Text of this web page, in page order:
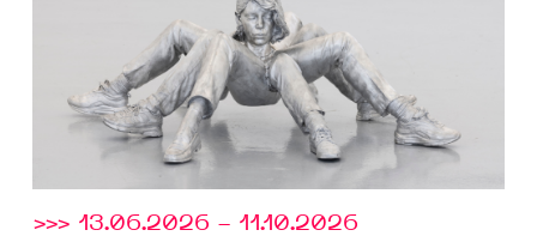
>>> 13.06.2026 - 11.10.2026